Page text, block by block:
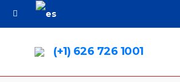
(+1) 626 726 1001